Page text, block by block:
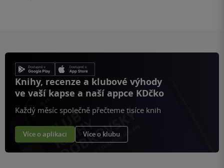
Knihy, recenze a klubové výhody
ve vaší kapse a naší appce KDčko
Každý měsíc společně přečteme tisíce knih
Více o aplikaci Více o klubu